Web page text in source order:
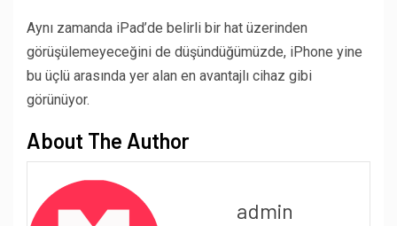
Aynı zamanda iPad’de belirli bir hat üzerinden
görüşülemeyeceğini de düşündüğümüzde, iPhone yine
bu üçlü arasında yer alan en avantajlı cihaz gibi
görünüyor.
About The Author
admin